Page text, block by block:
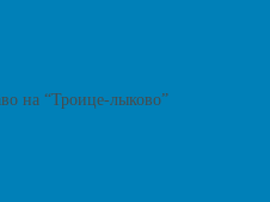
на “Троице-лыково”